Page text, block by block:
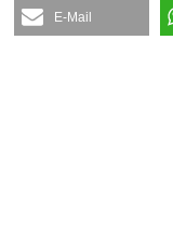
E-Mail